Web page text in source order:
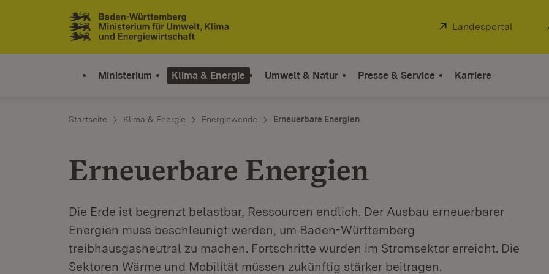
Zum Inhalt springen
Link zur Startseite
Extern:
Landesportal
Ministerium Klima & Energie Umwelt & Natur Presse & Service Karriere
Startseite Klima & Energie Energiewende Erneuerbare Energien
Erneuerbare Energien
Die Erde ist begrenzt belastbar, Ressourcen endlich. Der Ausbau erneuerbarer
Energien muss beschleunigt werden, um Baden-Württemberg
treibhausgasneutral zu machen. Fortschritte wurden im Stromsektor erreicht. Die
Sektoren Wärme und Mobilität müssen zukünftig stärker beitragen.